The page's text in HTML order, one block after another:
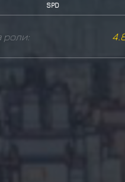
SPD
роли: